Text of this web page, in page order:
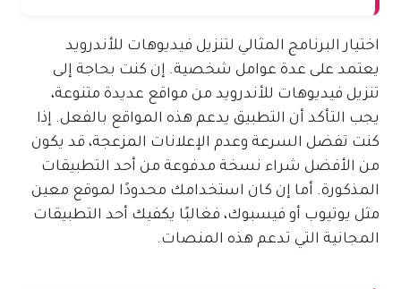
اختيار البرنامج المثالي لتنزيل فيديوهات للأندرويد
يعتمد على عدة عوامل شخصية. إن كنت بحاجة إلى
تنزيل فيديوهات للأندرويد من مواقع عديدة متنوعة،
يجب التأكد أن التطبيق يدعم هذه المواقع بالفعل. إذا
كنت تفضل السرعة وعدم الإعلانات المزعجة، قد يكون
من الأفضل شراء نسخة مدفوعة من أحد التطبيقات
المذكورة. أما إن كان استخدامك محدودًا لموقع معين
مثل يوتيوب أو فيسبوك، فغالبًا يكفيك أحد التطبيقات
المجانية التي تدعم هذه المنصات.